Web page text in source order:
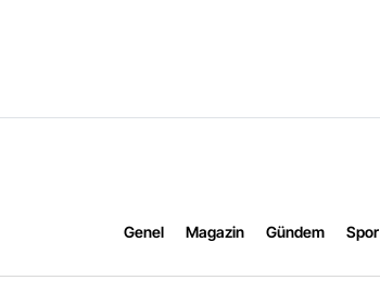
Genel Magazin Gündem Spor